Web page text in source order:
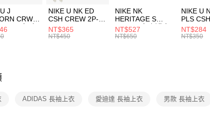
３．收
／ATM／
※ 請注
絡購買商
先享後付
交易，需
付款後門
每筆
J
CRW
男女 中
NIKE U NK ED
CSH CREW 2P-
144 EMBRDY 男
女 短統襪
NT$365
NT$450
NIKE NK
HERITAGE S
SMIT 男女 側背包
BA5871010
NT$527
NT$650
NIKE U
PLS
144 DBL
襪
NT$284
NT$350
ADIDAS 長袖上衣 愛迪達 長袖上衣 男款 長袖上衣